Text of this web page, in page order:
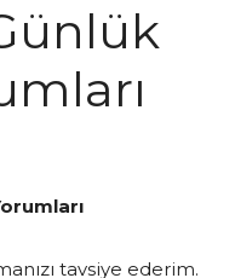
tavsiye ederim.